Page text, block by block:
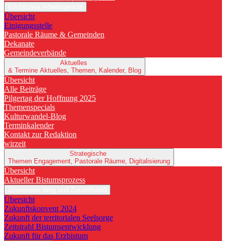
Übersicht
Einigungsstelle
Pastorale Räume & Gemeinden
Dekanate
Gemeindeverbände
Aktuelles
& Termine Aktuelles, Themen, Kalender, Blog
Übersicht
Alle Beiträge
Pilgertag der Hoffnung 2025
Themenspecials
Kulturwandel-Blog
Terminkalender
Kontakt zur Redaktion
wirzeit
Strategische
Themen Engagement, Pastorale Räume, Digitalisierung
Übersicht
Aktueller Bistumsprozess
Übersicht
Zukunftskonvent 2024
Zukunft der territorialen Seelsorge
Zeitstrahl Bistumsentwicklung
Zukunft für das Erzbistum